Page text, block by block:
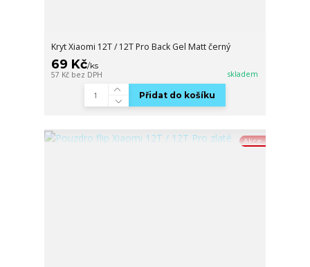
Kryt Xiaomi 12T / 12T Pro Back Gel Matt černý
69 Kč/ks
57 Kč bez DPH skladem
Přidat do košíku
Akce